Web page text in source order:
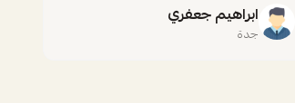
ابراهيم جعفري
جدة